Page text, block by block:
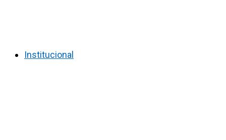
Institucional